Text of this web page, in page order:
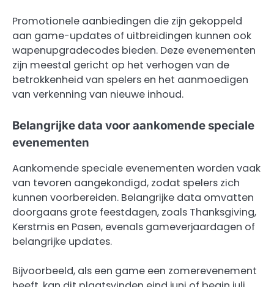
Promotionele aanbiedingen die zijn gekoppeld
aan game-updates of uitbreidingen kunnen ook
wapenupgradecodes bieden. Deze evenementen
zijn meestal gericht op het verhogen van de
betrokkenheid van spelers en het aanmoedigen
van verkenning van nieuwe inhoud.
Belangrijke data voor aankomende speciale
evenementen
Aankomende speciale evenementen worden vaak
van tevoren aangekondigd, zodat spelers zich
kunnen voorbereiden. Belangrijke data omvatten
doorgaans grote feestdagen, zoals Thanksgiving,
Kerstmis en Pasen, evenals gameverjaardagen of
belangrijke updates.
Bijvoorbeeld, als een game een zomerevenement